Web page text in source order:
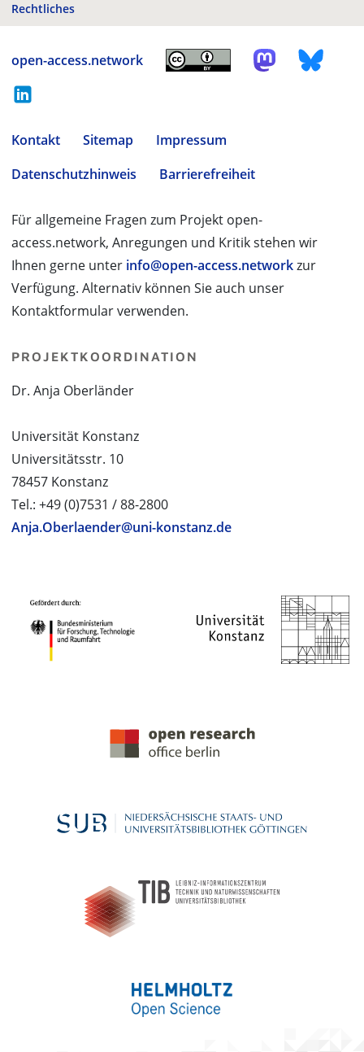
Rechtliches
open-access.network
Kontakt Sitemap
Impressum
Datenschutzhinweis
Barrierefreiheit
Für allgemeine Fragen zum Projekt open-
access.network, Anregungen und Kritik stehen wir
Ihnen gerne unter info@open-access.networkzur
Verfügung. Alternativ können Sie auch unser
Kontaktformular verwenden.
PROJEKTKOORDINATION
Dr. Anja Oberländer
Universität Konstanz
Universitätsstr. 10
78457 Konstanz
Tel.: +49 (0)7531 / 88-2800
Anja.Oberlaender@uni-konstanz.de